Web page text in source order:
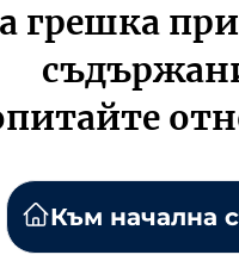
грешка
Към начална